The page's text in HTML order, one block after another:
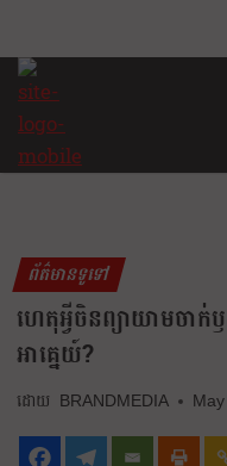
ព័ត៌មានទូទៅ
ហេតុអ្វីចិនព្យាយាមចា
អាគ្នេយ៍?
BRANDMEDIA